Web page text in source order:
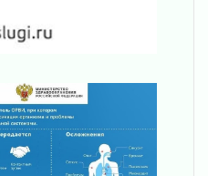
детей и взрослых
Воздушно-